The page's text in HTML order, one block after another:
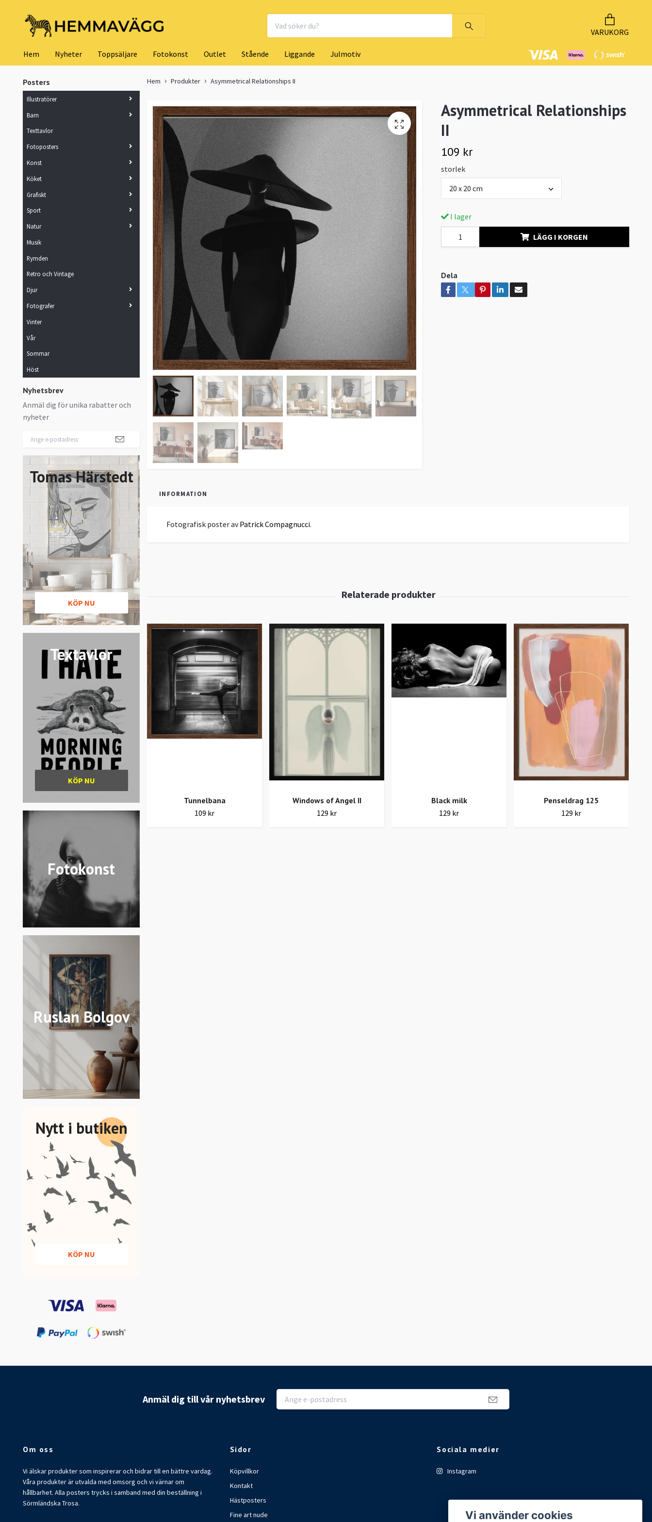
VARUKORG
Hem Nyheter Toppsäljare Fotokonst Outlet Stående Liggande Julmotiv
Posters
Illustratörer
Barn
Texttavlor
Fotoposters
Konst
Köket
Grafiskt
Sport
Natur
Musik
Rymden
Retro och Vintage
Djur
Fotografer
Vinter
Vår
Sommar
Höst
Nyhetsbrev
Anmäl dig för unika rabatter och
nyheter
Tomas Härstedt
KÖP NU
Textavlor
KÖP NU
Fotokonst
Ruslan Bolgov
Nytt i butiken
KÖP NU
Hem Produkter Asymmetrical Relationships II
Asymmetrical Relationships
II
109 kr
storlek
20 x 20 cm
I lager
LÄGG I KORGEN
Dela
INFORMATION
Fotografisk poster av Patrick Compagnucci.
Tunnelbana
109 kr
Windows of Angel II
129 kr
Black milk
129 kr
Penseldrag 125
129 kr
Anmäl dig till vår nyhetsbrev
Om oss
Vi älskar produkter som inspirerar och bidrar till en bättre vardag.
Våra produkter är utvalda med omsorg och vi värnar om
hållbarhet. Alla posters trycks i samband med din beställning i
Sörmländska Trosa.
Sidor
Köpvillkor
Kontakt
Hästposters
Fine art nude
Sociala medier
Instagram
Vi använder cookies